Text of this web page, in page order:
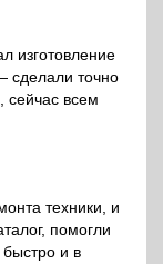
изготовление
сделали точно
сейчас всем
техники, и
помогли
и в